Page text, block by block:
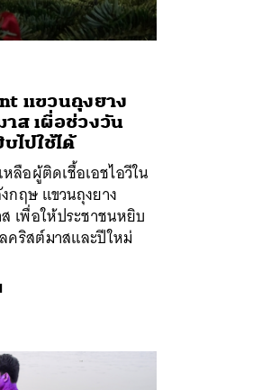
แขวนถุงยาง
ส เผื่อช่วงวัน
ไปใช้ได้
ลือผู้ติดเชื้อเอชไอวีใน
กฤษ แขวนถุงยาง
เพื่อให้ประชาชนหยิบ
คริสต์มาสและปีใหม่